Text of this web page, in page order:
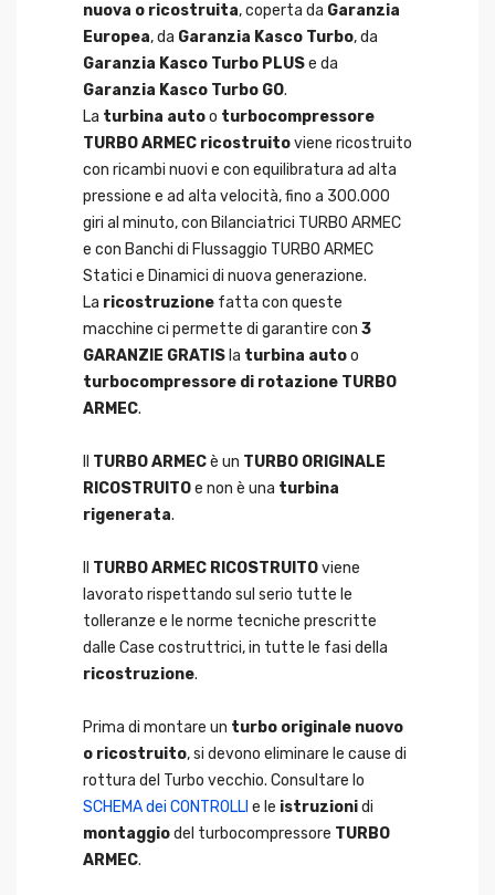
nuova o ricostruita, coperta da Garanzia
Europea, da Garanzia Kasco Turbo, da
Garanzia Kasco Turbo PLUSe da
Garanzia Kasco Turbo GO.
La turbina autoo turbocompressore
TURBO ARMEC ricostruitoviene ricostruito
con ricambi nuovi e con equilibratura ad alta
pressione e ad alta velocità, fino a 300.000
giri al minuto, con Bilanciatrici TURBO ARMEC
e con Banchi di Flussaggio TURBO ARMEC
Statici e Dinamici di nuova generazione.
La ricostruzione fatta con queste
macchine ci permette di garantire con 3
GARANZIE GRATIS la turbina autoo
turbocompressore di rotazione TURBO
ARMEC.
TURBO ARMECè un TURBO ORIGINALE
RICOSTRUITOe non è una turbina
rigenerata.
TURBO ARMEC RICOSTRUITOviene
lavorato rispettando sul serio tutte le
tolleranze e le norme tecniche prescritte
dalle Case costruttrici, in tutte le fasi della
ricostruzione.
Prima di montare un turbo originale nuovo
o ricostruito, si devono eliminare le cause di
rottura del Turbo vecchio. Consultare lo
SCHEMA dei CONTROLLI e le istruzionidi
montaggiodel turbocompressore TURBO
ARMEC.